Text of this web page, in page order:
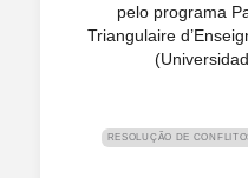
pelo programa
Triangulaire
RESOLUÇÃO DE